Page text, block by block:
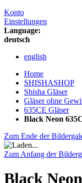
Konto
Einstellungen
Language:
deutsch
english
Home
SHISHASHOP
Shisha Gläser
Gläser ohne
635CE Gläser
Black Neon
Zum Ende der
Zum Anfang der
Black